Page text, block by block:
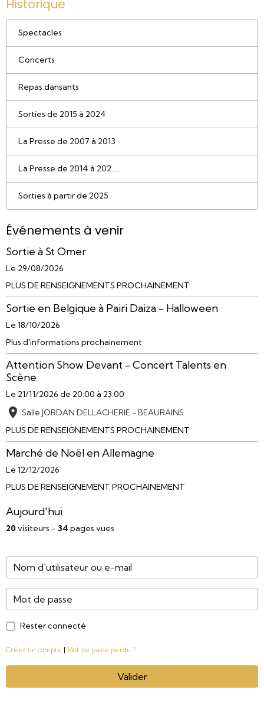
Historique
Spectacles
Concerts
Repas dansants
Sorties de 2015 à 2024
La Presse de 2007 à 2013
La Presse de 2014 à 202.....
Sorties à partir de 2025
Événements à venir
Sortie à St Omer
Le 29/08/2026
PLUS DE RENSEIGNEMENTS PROCHAINEMENT
Sortie en Belgique à Pairi Daiza - Halloween
Le 18/10/2026
Plus d'informations prochainement
Attention Show Devant - Concert Talents en
Scène
Le 21/11/2026 de 20:00 à 23:00
Salle JORDAN DELLACHERIE - BEAURAINS
PLUS DE RENSEIGNEMENTS PROCHAINEMENT
Marché de Noël en Allemagne
Le 12/12/2026
PLUS DE RENSEIGNEMENT PROCHAINEMENT
Aujourd'hui
20 visiteurs - 34 pages vues
Rester connecté
Créer un compte Mot de passe perdu ?
Valider